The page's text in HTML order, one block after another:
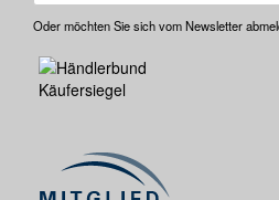
Oder möchten Sie sich vom Newsletter